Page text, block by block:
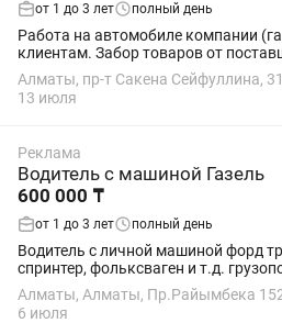
от 1 до 3 лет полный день
Работа на автомобиле компании
клиентам. Забор товаров от
отправка грузов через
маршрутов для своевременного...
Алматы, пр-т Сакена Сейфуллина,
13 июля
Реклама
Водитель с машиной Газель
600 000 ₸
от 1 до 3 лет полный день
Водитель с личной машиной форд
спринтер, фольксваген и т.д.
х. Работа ПОСТОЯННАЯ 5 дней в
Суббота, воскресенье...
Алматы, Алматы, Пр.Райымбека
6 июля